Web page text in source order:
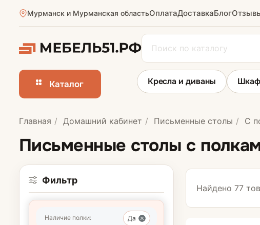
Мурманск и Мурманская областьОплатаДоставкаБлог
Каталог
Стеллажи
Книжные шкафы
Кресла и диваны
Главная Домашний кабинет Письменные столы С
Письменные столы с
Фильтр
Наличие полки: Да
Найдено 77